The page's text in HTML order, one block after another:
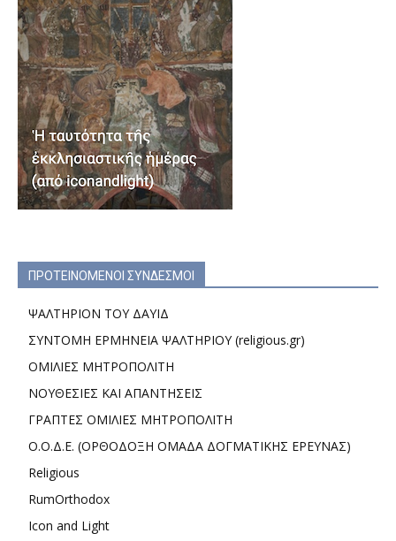
ΠΡΟΤΕΙΝΟΜΕΝΟΙ ΣΥΝΔΕΣΜΟΙ
ΨΑΛΤΗΡΙΟΝ ΤΟΥ ΔΑΥΙΔ
ΣΥΝΤΟΜΗ ΕΡΜΗΝΕΙΑ ΨΑΛΤΗΡΙΟΥ (religious.gr)
ΟΜΙΛΙΕΣ ΜΗΤΡΟΠΟΛΙΤΗ
ΝΟΥΘΕΣΙΕΣ ΚΑΙ ΑΠΑΝΤΗΣΕΙΣ
ΓΡΑΠΤΕΣ ΟΜΙΛΙΕΣ ΜΗΤΡΟΠΟΛΙΤΗ
Ο.Ο.Δ.Ε. (ΟΡΘΟΔΟΞΗ ΟΜΑΔΑ ΔΟΓΜΑΤΙΚΗΣ ΕΡΕΥΝΑΣ)
Religious
RumOrthodox
Icon and Light